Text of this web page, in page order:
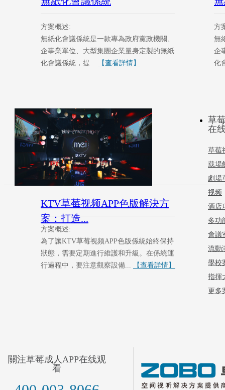
方案概述:
無紙化會議係統是一款專為政府黨政機關、
企事業單位、大型集團企業量身定製的無紙
化會議係統，提...
【查看詳情】
方
無
企
化
KTV草莓视频APP色版解決方
案：打造...
方案概述:
為了讓KTV草莓视频APP色版係統始終保持
狀態，需要定期進行維護和升級。在係統運
行過程中，要注意觀察設備...
【查看詳情】
草
在
草莓
载場
劇場
视频
酒店
多功
會議
流動
學校
指揮
更多
關注草莓成人APP在线观
看